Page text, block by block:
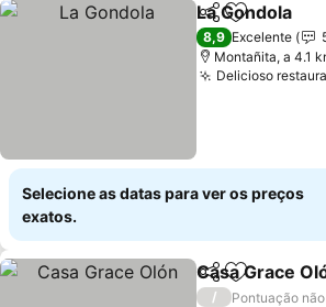
PartilharAdicionar
La Gondola
8,9 Excelente
Montañita, a 4.1
Delicioso
Selecione as datas para ver os preços
exatos.
PartilharAdicionar
Casa Grace
/
Pontuação